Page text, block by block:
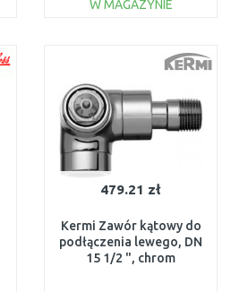
W MAGAZYNIE
Do porównania
479.21 zł
Kermi Zawór kątowy do
podłączenia lewego, DN
15 1/2 ", chrom